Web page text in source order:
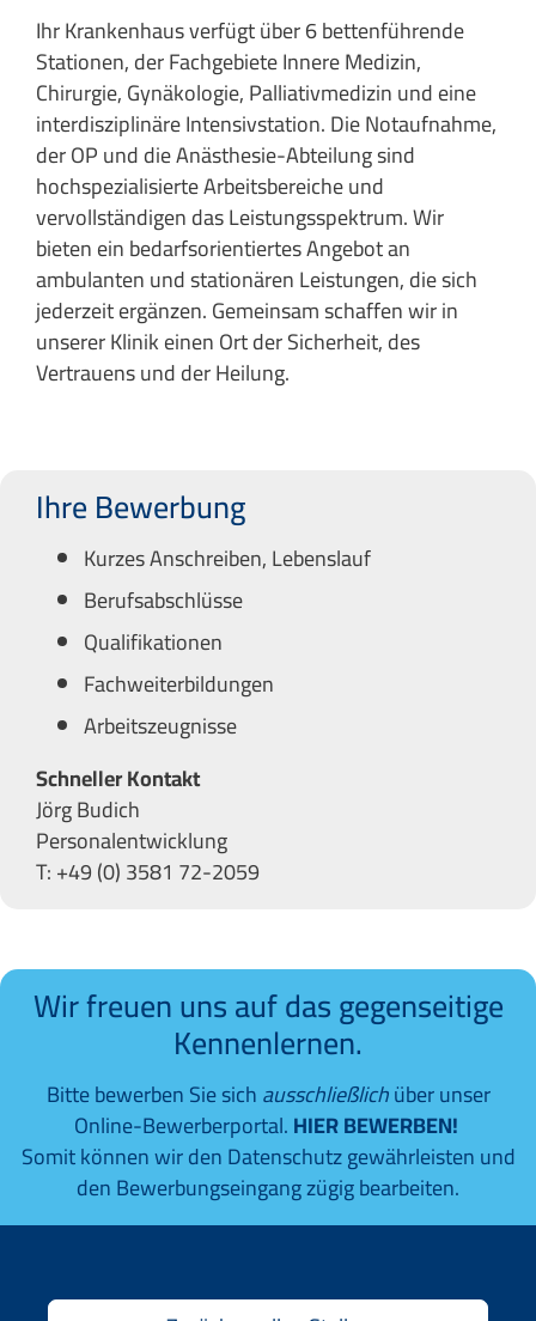
Ihr Krankenhaus verfügt über 6 bettenführende
Stationen, der Fachgebiete Innere Medizin,
Chirurgie, Gynäkologie, Palliativmedizin und eine
interdisziplinäre Intensivstation. Die Notaufnahme,
der OP und die Anästhesie-Abteilung sind
hochspezialisierte Arbeitsbereiche und
vervollständigen das Leistungsspektrum. Wir
bieten ein bedarfsorientiertes Angebot an
ambulanten und stationären Leistungen, die sich
jederzeit ergänzen. Gemeinsam schaffen wir in
unserer Klinik einen Ort der Sicherheit, des
Vertrauens und der Heilung.
Ihre Bewerbung
Kurzes Anschreiben, Lebenslauf
Berufsabschlüsse
Qualifikationen
Fachweiterbildungen
Arbeitszeugnisse
Schneller Kontakt
Jörg Budich
Personalentwicklung
T: +49 (0) 3581 72-2059
Wir freuen uns auf das gegenseitige
Kennenlernen.
Bitte bewerben Sie sichausschließlichüber unser
Online-Bewerberportal.HIER BEWERBEN!
Somit können wir den Datenschutz gewährleisten und
den Bewerbungseingang zügig bearbeiten.